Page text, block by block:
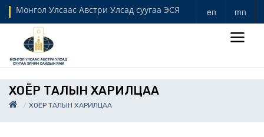
Монгол Улсаас Австри Улсад суугаа ЭСЯ en mn
ХОЁР ТАЛЫН ХАРИЛЦАА
ХОЁР ТАЛЫН ХАРИЛЦАА